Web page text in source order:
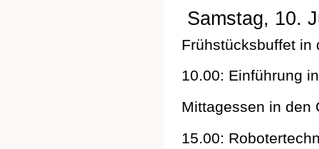
Samstag, 10.
Frühstücksbuffet in
10.00: Einführung
Mittagessen in den
15.00: